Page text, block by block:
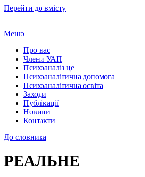
Перейти до вмісту
Меню
Про нас
Члени УАП
Психоаналіз це
Психоаналітична допомога
Психоаналітична освіта
Заходи
Публікації
Новини
Контакти
До словника
РЕАЛЬНЕ